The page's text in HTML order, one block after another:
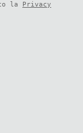
la
Privacy